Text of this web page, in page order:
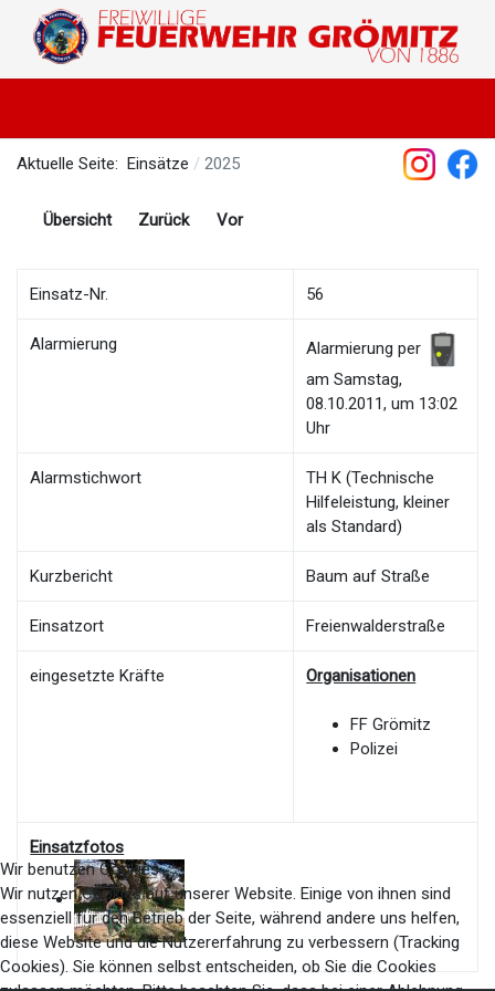
Aktuelle Seite: Einsätze 2025
Übersicht Zurück Vor
Einsatz-Nr. 56
Alarmierung
Alarmierung per
am Samstag,
08.10.2011, um 13:02
Uhr
Alarmstichwort
TH K (Technische
Hilfeleistung, kleiner
als Standard)
Kurzbericht Baum auf Straße
Einsatzort Freienwalderstraße
eingesetzte Kräfte Organisationen
FF Grömitz
Polizei
Einsatzfotos
Wir benutzen Cookies
Wir nutzen Cookies auf unserer Website. Einige von ihnen sind
essenziell für den Betrieb der Seite, während andere uns helfen,
diese Website und die Nutzererfahrung zu verbessern (Tracking
Cookies). Sie können selbst entscheiden, ob Sie die Cookies